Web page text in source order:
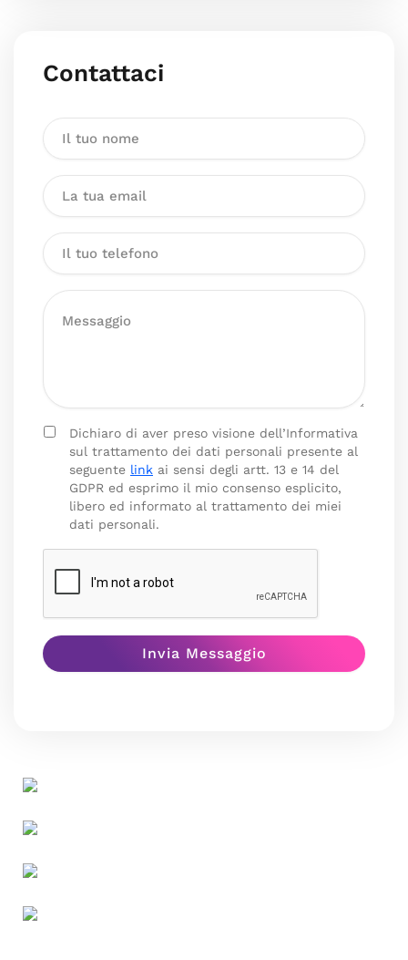
Contattaci
Dichiaro di aver preso visione dell’Informativa
sul trattamento dei dati personali presente al
seguente link ai sensi degli artt. 13 e 14 del
GDPR ed esprimo il mio consenso esplicito,
libero ed informato al trattamento dei miei
dati personali.